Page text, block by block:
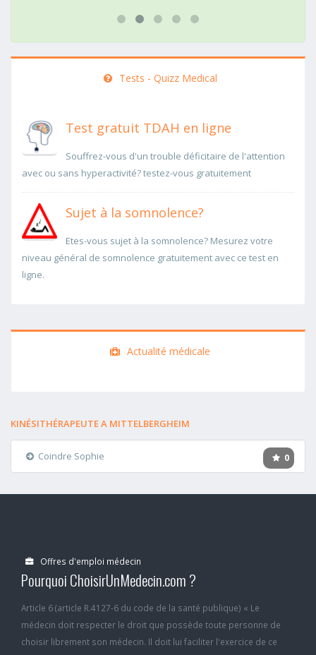
Tests - Quizz Medical
Test gratuit TDAH en ligne
Souffrez-vous d'un trouble déficitaire de l'attention
avec ou sans hyperactivité? testez-vous gratuitement
Sujet à la somnolence?
Etes-vous sujet à la somnolence? Mesurez votre
niveau général de somnolence gratuitement avec ce test en
ligne.
Actualité médicale
KINÉSITHÉRAPEUTE A MITTELBERGHEIM
0
Coindre Sophie
Offres d'emploi médecin
Pourquoi ChoisirUnMedecin.com ?
Article 6 (article R.4127-6 du code de la santé publique) « Le
médecin doit respecter le droit que possède toute personne de
choisir librement son médecin. Il doit lui faciliter l'exercice de ce